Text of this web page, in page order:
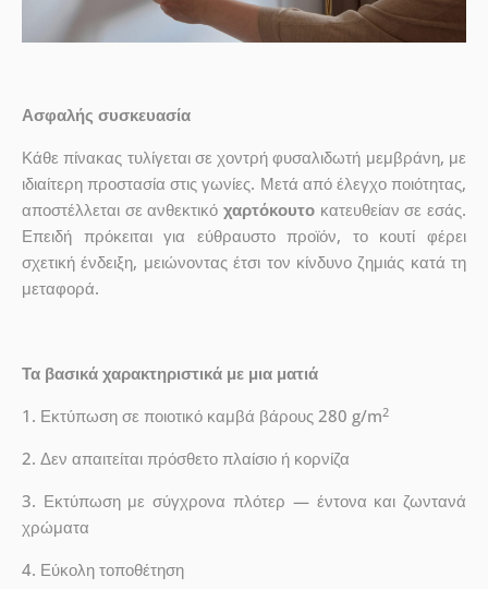
Ασφαλής συσκευασία
Κάθε πίνακας τυλίγεται σε χοντρή φυσαλιδωτή μεμβράνη, με
ιδιαίτερη προστασία στις γωνίες. Μετά από έλεγχο ποιότητας,
αποστέλλεται σε ανθεκτικό χαρτόκουτο κατευθείαν σε εσάς.
Επειδή πρόκειται για εύθραυστο προϊόν, το κουτί φέρει
σχετική ένδειξη, μειώνοντας έτσι τον κίνδυνο ζημιάς κατά τη
μεταφορά.
Τα βασικά χαρακτηριστικά με μια ματιά
1. Εκτύπωση σε ποιοτικό καμβά βάρους 280 g/m2
2. Δεν απαιτείται πρόσθετο πλαίσιο ή κορνίζα
3. Εκτύπωση με σύγχρονα πλότερ — έντονα και ζωντανά
χρώματα
4. Εύκολη τοποθέτηση